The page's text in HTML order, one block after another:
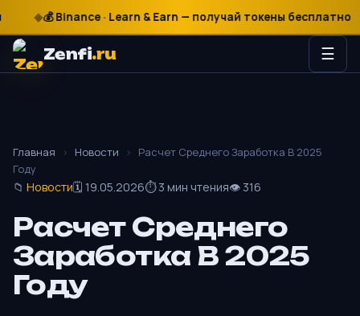
₽
$
€
💰 Binance · Learn & Earn — получай токены бесплатно
Zenfi.ru ☰
Главная › Новости ›
Расчет Среднего Заработка В 2025
Году
📁 Новости🗓 19.05.2026⏱ 3 мин чтения👁 316
Расчет Среднего
Заработка В 2025
Году